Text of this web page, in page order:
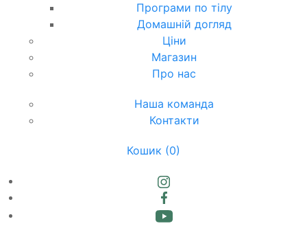
Програми по тілу
Домашній догляд
Ціни
Магазин
Про нас
Наша команда
Контакти
Кошик (0)